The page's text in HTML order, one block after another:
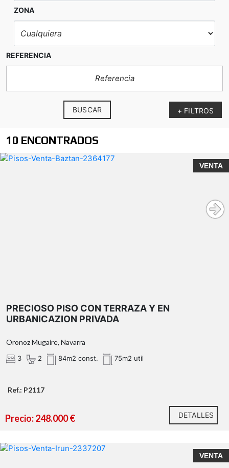
ZONA
REFERENCIA
+ FILTROS
BUSCAR
10 ENCONTRADOS
VENTA
PRECIOSO PISO CON TERRAZA Y EN
URBANICAZION PRIVADA
Oronoz Mugaire, Navarra
3 2 84m2 const. 75m2 util
Ref.: P2117
Precio: 248.000 € DETALLES
VENTA